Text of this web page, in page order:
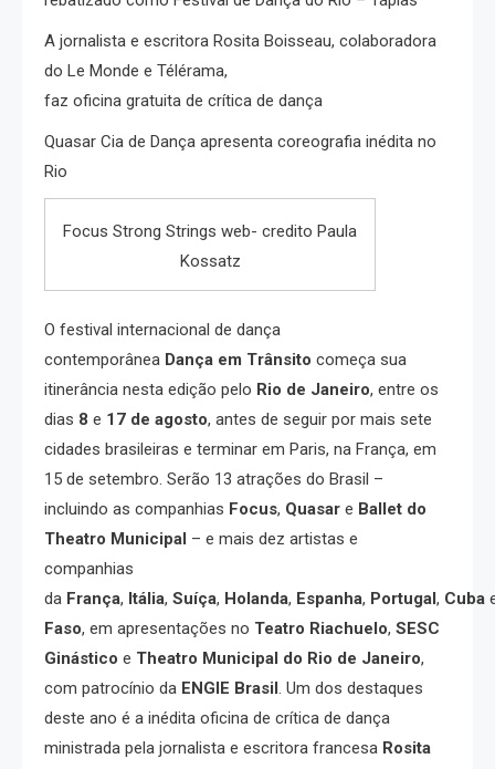
A jornalista e escritora Rosita Boisseau, colaboradora
do Le Monde e Télérama,
faz oficina gratuita de crítica de dança
Quasar Cia de Dança apresenta coreografia inédita no
Rio
Focus Strong Strings web- credito Paula
Kossatz
O festival internacional de dança
contemporânea Dança em Trânsito começa sua
itinerância nesta edição pelo Rio de Janeiro, entre os
dias 8 e 17 de agosto, antes de seguir por mais sete
cidades brasileiras e terminar em Paris, na França, em
15 de setembro. Serão 13 atrações do Brasil –
incluindo as companhias Focus, Quasar e Ballet do
Theatro Municipal – e mais dez artistas e
companhias
da França, Itália, Suíça, Holanda, Espanha, Portugal , Cuba
Faso, em apresentações no Teatro Riachuelo, SESC
Ginástico e Theatro Municipal do Rio de Janeiro,
com patrocínio da ENGIE Brasil . Um dos destaques
deste ano é a inédita oficina de crítica de dança
ministrada pela jornalista e escritora francesa Rosita